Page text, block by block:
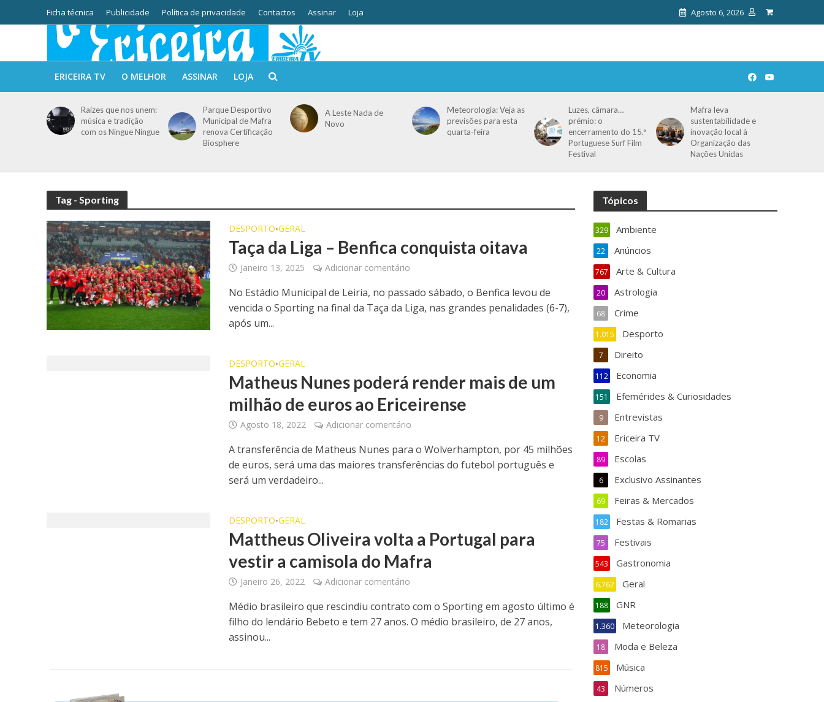
Ficha técnica Publicidade Política de privacidade Contactos Assinar Loja Agosto 6, 2026
ERICEIRA TV O MELHOR ASSINAR LOJA
Raízes que nos unem:
música e tradição
com os Ningue Ningue
Parque Desportivo
Municipal de Mafra
renova Certificação
Biosphere
A Leste Nada de
Novo
Meteorologia: Veja as
previsões para esta
quarta-feira
Luzes, câmara…
prémio: o
encerramento do 15.ª
Portuguese Surf Film
Festival
Mafra leva
sustentabilidade e
inovação local à
Organização das
Nações Unidas
Tag - Sporting
DESPORTO•GERAL
Taça da Liga – Benfica conquista oitava
Janeiro 13, 2025 Adicionar comentário
No Estádio Municipal de Leiria, no passado sábado, o Benfica levou de
vencida o Sporting na final da Taça da Liga, nas grandes penalidades (6-7),
após um...
DESPORTO•GERAL
Matheus Nunes poderá render mais de um
milhão de euros ao Ericeirense
Agosto 18, 2022 Adicionar comentário
A transferência de Matheus Nunes para o Wolverhampton, por 45 milhões
de euros, será uma das maiores transferências do futebol português e
será um verdadeiro...
DESPORTO•GERAL
Mattheus Oliveira volta a Portugal para
vestir a camisola do Mafra
Janeiro 26, 2022 Adicionar comentário
Médio brasileiro que rescindiu contrato com o Sporting em agosto último é
filho do lendário Bebeto e tem 27 anos. O médio brasileiro, de 27 anos,
assinou...
Tópicos
Ambiente
329
Anúncios
22
Arte & Cultura
767
Astrologia
20
Crime
68
Desporto
1.015
Direito
7
Economia
112
Efemérides & Curiosidades
151
Entrevistas
9
Ericeira TV
12
Escolas
89
Exclusivo Assinantes
6
Feiras & Mercados
69
Festas & Romarias
182
Festivais
75
Gastronomia
543
Geral
6.762
GNR
188
Meteorologia
1.360
Moda e Beleza
18
Música
815
Números
43